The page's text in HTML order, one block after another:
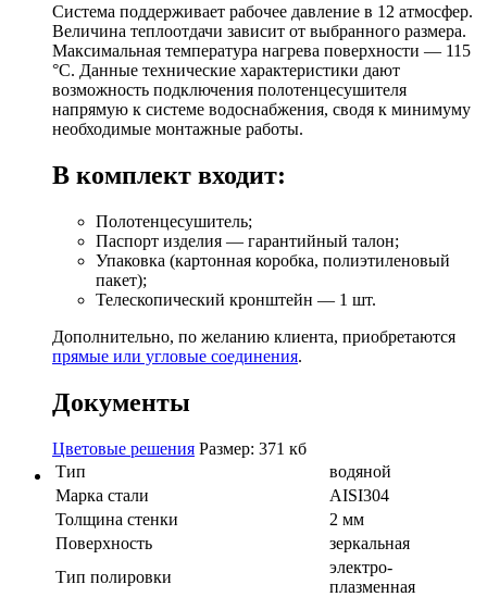
Система поддерживает рабочее давление в 12 атмосфер.
Величина теплоотдачи зависит от выбранного размера.
Максимальная температура нагрева поверхности — 115
°C. Данные технические характеристики дают
возможность подключения полотенцесушителя
напрямую к системе водоснабжения, сводя к минимуму
необходимые монтажные работы.
В комплект входит:
Полотенцесушитель;
Паспорт изделия — гарантийный талон;
Упаковка (картонная коробка, полиэтиленовый
пакет);
Телескопический кронштейн — 1 шт.
Дополнительно, по желанию клиента, приобретаются
прямые или угловые соединения.
Документы
Цветовые решения Размер: 371 кб
Тип
водяной
Марка стали
AISI304
Толщина стенки
2 мм
Поверхность
зеркальная
Тип полировки
электро-
плазменная